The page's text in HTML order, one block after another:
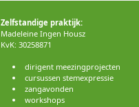
Zelfstandige praktijk:
Madeleine Ingen Housz
KvK: 30258871
dirigent meezingprojecten
cursussen stemexpressie
zangavonden
workshops